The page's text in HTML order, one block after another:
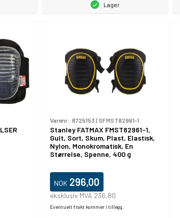
Lager
Varenr.: 8725153 | SFMST82961-1
Stanley FATMAX FMST82961-1,
Gult, Sort, Skum, Plast, Elastisk,
Nylon, Monokromatisk, En
Størrelse, Spenne, 400 g
NOK 296,00
eksklusiv MVA 236,80
Eventuelt frakt kommer i tillegg.